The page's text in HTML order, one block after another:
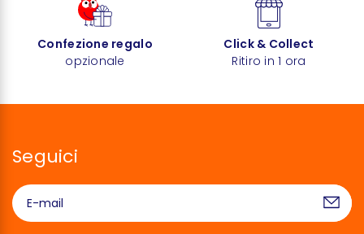
Confezione regalo
opzionale
Click & Collect
Ritiro in 1 ora
Seguici